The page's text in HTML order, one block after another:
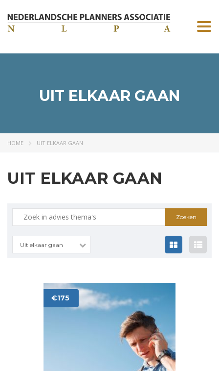
UIT ELKAAR GAAN
HOME UIT ELKAAR GAAN
UIT ELKAAR GAAN
Zoeken
naar:
Uit elkaar gaan
€175